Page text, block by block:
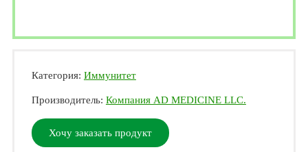
Категория: Иммунитет
Производитель: Компания AD MEDICINE LLC.
Хочу заказать продукт